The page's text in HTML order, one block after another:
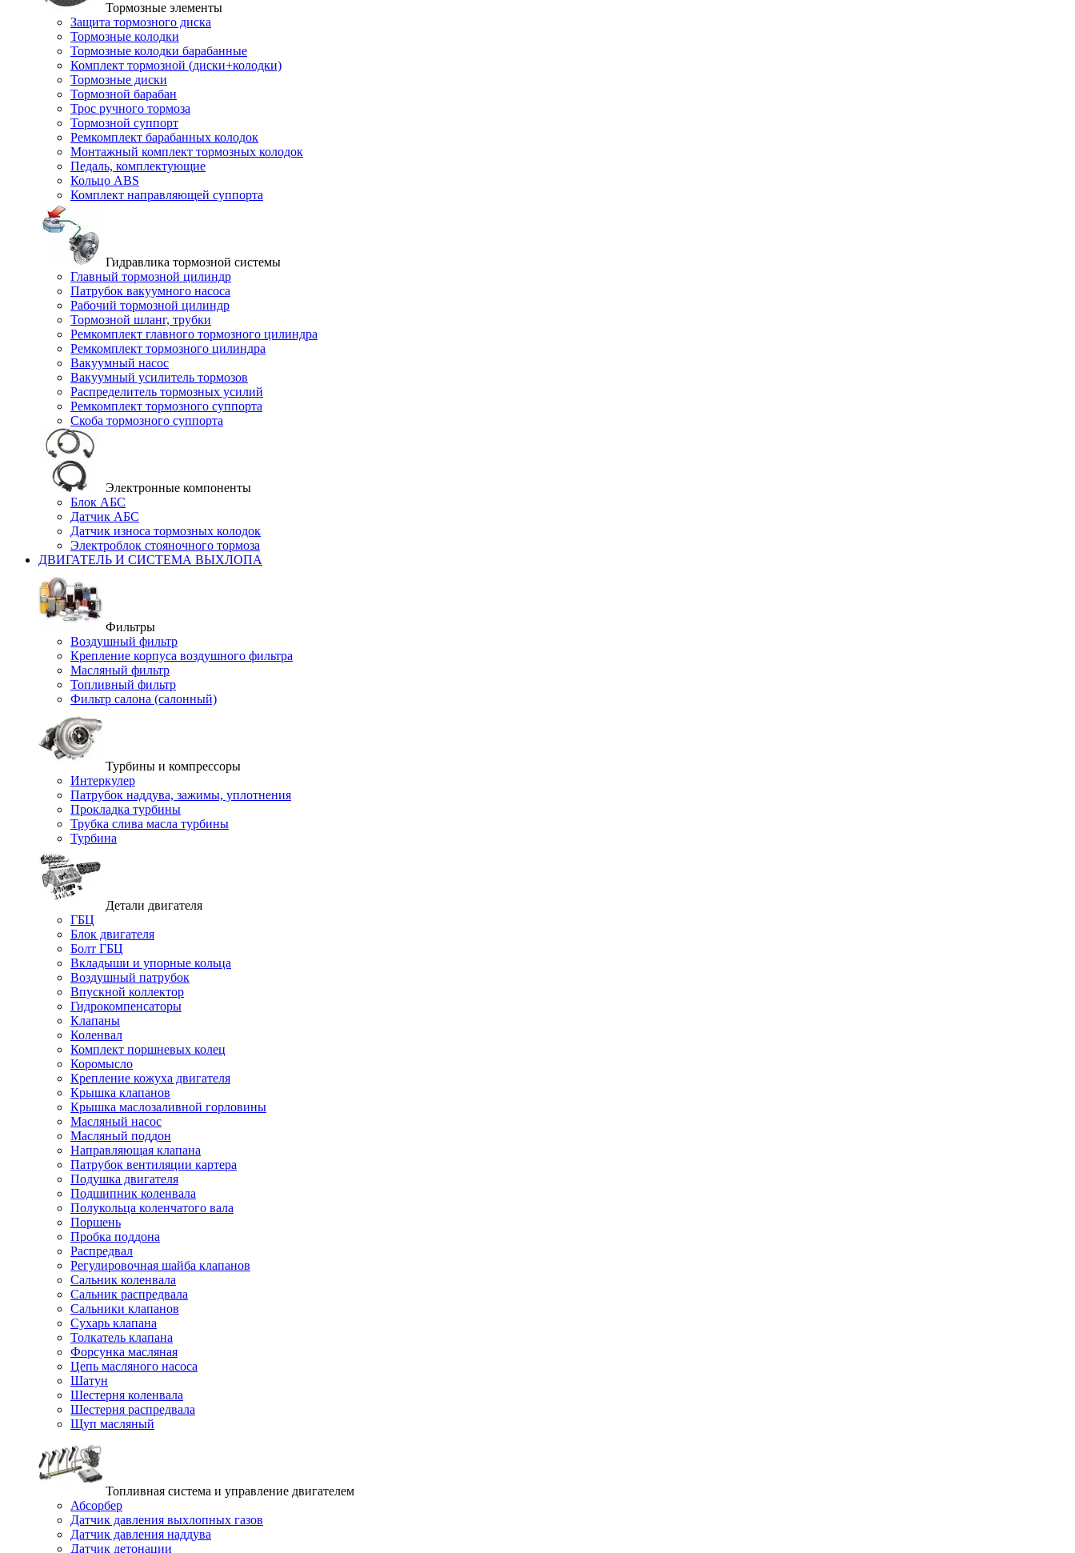
Тормозные элементы
Защита тормозного диска
Тормозные колодки
Тормозные колодки барабанные
Комплект тормозной (диски+колодки)
Тормозные диски
Тормозной барабан
Трос ручного тормоза
Тормозной суппорт
Ремкомплект барабанных колодок
Монтажный комплект тормозных колодок
Педаль, комплектующие
Кольцо ABS
Комплект направляющей суппорта
Гидравлика тормозной системы
Главный тормозной цилиндр
Патрубок вакуумного насоса
Рабочий тормозной цилиндр
Тормозной шланг, трубки
Ремкомплект главного тормозного цилиндра
Ремкомплект тормозного цилиндра
Вакуумный насос
Вакуумный усилитель тормозов
Распределитель тормозных усилий
Ремкомплект тормозного суппорта
Скоба тормозного суппорта
Электронные компоненты
Блок АБС
Датчик АБС
Датчик износа тормозных колодок
Электроблок стояночного тормоза
ДВИГАТЕЛЬ И СИСТЕМА ВЫХЛОПА
Фильтры
Воздушный фильтр
Крепление корпуса воздушного фильтра
Масляный фильтр
Топливный фильтр
Фильтр салона (салонный)
Турбины и компрессоры
Интеркулер
Патрубок наддува, зажимы, уплотнения
Прокладка турбины
Трубка слива масла турбины
Турбина
Детали двигателя
ГБЦ
Блок двигателя
Болт ГБЦ
Вкладыши и упорные кольца
Воздушный патрубок
Впускной коллектор
Гидрокомпенсаторы
Клапаны
Коленвал
Комплект поршневых колец
Коромысло
Крепление кожуха двигателя
Крышка клапанов
Крышка маслозаливной горловины
Масляный насос
Масляный поддон
Направляющая клапана
Патрубок вентиляции картера
Подушка двигателя
Подшипник коленвала
Полукольца коленчатого вала
Поршень
Пробка поддона
Распредвал
Регулировочная шайба клапанов
Сальник коленвала
Сальник распредвала
Сальники клапанов
Сухарь клапана
Толкатель клапана
Форсунка масляная
Цепь масляного насоса
Шатун
Шестерня коленвала
Шестерня распредвала
Щуп масляный
Топливная система и управление двигателем
Абсорбер
Датчик давления выхлопных газов
Датчик давления наддува
Датчик детонации